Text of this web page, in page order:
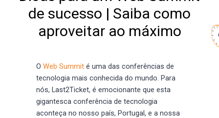
de sucesso | Saiba como
aproveitar ao máximo
O Web Summit é uma das conferências de
tecnologia mais conhecida do mundo. Para
nós, Last2Ticket, é emocionante que esta
gigantesca conferência de tecnologia
aconteça no nosso país, Portugal, e a nossa